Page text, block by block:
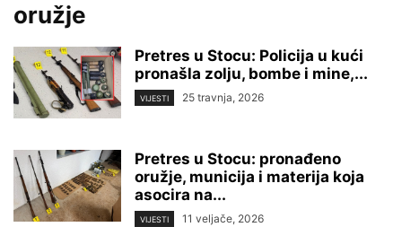
oružje
Pretres u Stocu: Policija u kući
pronašla zolju, bombe i mine,...
VIJESTI 25 travnja, 2026
Pretres u Stocu: pronađeno
oružje, municija i materija koja
asocira na...
VIJESTI 11 veljače, 2026